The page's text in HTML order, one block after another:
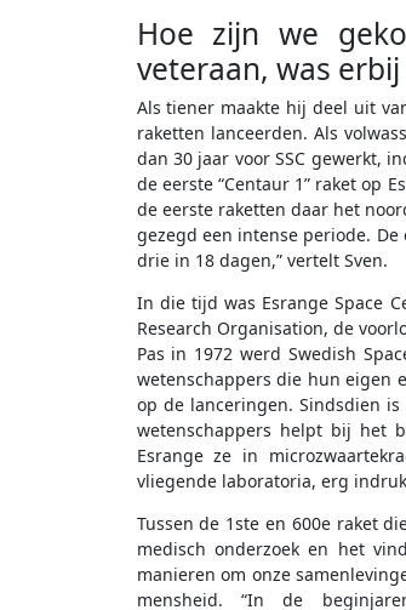
Hoe zijn we
veteraan, was
Als tiener maakte hij deel uit
raketten lanceerden. Als
dan 30 jaar voor SSC gewerkt,
de eerste “Centaur 1” raket op
de eerste raketten daar het
gezegd een intense periode.
drie in 18 dagen,” vertelt Sven.
In die tijd was Esrange Space
Research Organisation, de
Pas in 1972 werd Swedish
wetenschappers die hun eigen
op de lanceringen. Sindsdien
wetenschappers helpt bij het
Esrange ze in
vliegende laboratoria, erg
Tussen de 1ste en 600e raket
medisch onderzoek en het
manieren om onze
mensheid. “In de